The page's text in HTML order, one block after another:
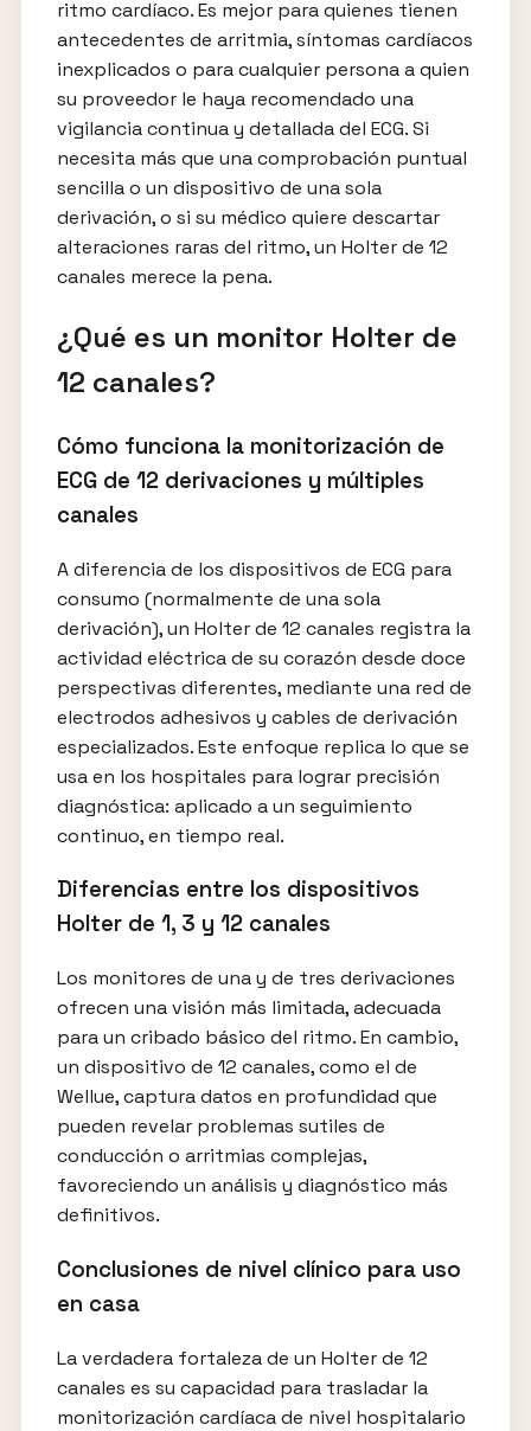
ritmo cardíaco. Es mejor para quienes tienen
antecedentes de arritmia, síntomas cardíacos
inexplicados o para cualquier persona a quien
su proveedor le haya recomendado una
vigilancia continua y detallada del ECG. Si
necesita más que una comprobación puntual
sencilla o un dispositivo de una sola
derivación, o si su médico quiere descartar
alteraciones raras del ritmo, un Holter de 12
canales merece la pena.
¿Qué es un monitor Holter de
12 canales?
Cómo funciona la monitorización de
ECG de 12 derivaciones y múltiples
canales
A diferencia de los dispositivos de ECG para
consumo (normalmente de una sola
derivación), un Holter de 12 canales registra la
actividad eléctrica de su corazón desde doce
perspectivas diferentes, mediante una red de
electrodos adhesivos y cables de derivación
especializados. Este enfoque replica lo que se
usa en los hospitales para lograr precisión
diagnóstica: aplicado a un seguimiento
continuo, en tiempo real.
Diferencias entre los dispositivos
Holter de 1, 3 y 12 canales
Los monitores de una y de tres derivaciones
ofrecen una visión más limitada, adecuada
para un cribado básico del ritmo. En cambio,
un dispositivo de 12 canales, como el de
Wellue, captura datos en profundidad que
pueden revelar problemas sutiles de
conducción o arritmias complejas,
favoreciendo un análisis y diagnóstico más
definitivos.
Conclusiones de nivel clínico para uso
en casa
La verdadera fortaleza de un Holter de 12
canales es su capacidad para trasladar la
monitorización cardíaca de nivel hospitalario